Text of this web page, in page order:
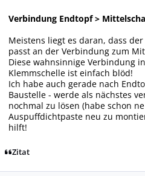
Verbindung Endtopf >
Meistens liegt es daran, dass
passt an der Verbindung zum
Diese wahnsinnige Verbindung
Klemmschelle ist einfach blöd!
Ich habe auch gerade nach
Baustelle - werde als nächstes
nochmal zu lösen (habe schon
Auspuffdichtpaste neu zu
hilft!
Zitat